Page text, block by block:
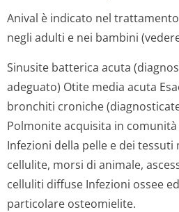
Anival è indicato nel
negli adulti e nei bambini
Sinusite batterica acuta
adeguato) Otite media acuta
bronchiti croniche
Polmonite acquisita in
Infezioni della pelle e dei
cellulite, morsi di animale,
celluliti diffuse Infezioni ossee
particolare osteomielite.